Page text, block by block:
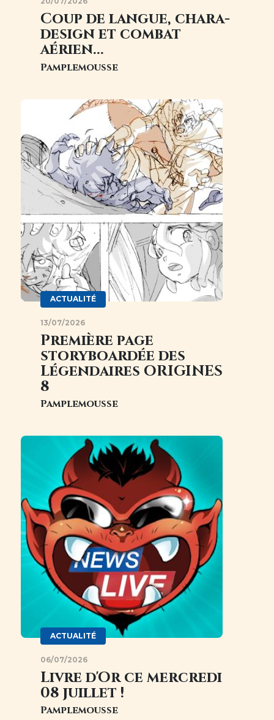
Coup de langue, chara-
design et combat
aérien...
Pamplemousse
Image
ACTUALITÉ
13/07/2026
Première page
storyboardée des
Légendaires ORIGINES
8
Pamplemousse
Image
ACTUALITÉ
06/07/2026
Livre d'Or ce mercredi
08 juillet !
Pamplemousse